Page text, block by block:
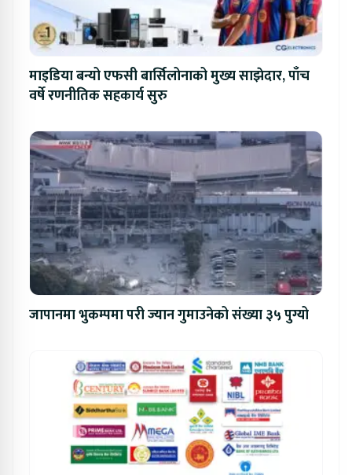
माइडिया बन्यो एफसी बार्सिलोनाको मुख्य साझेदार, पाँच
वर्षे रणनीतिक सहकार्य सुरु
जापानमा भुकम्पमा परी ज्यान गुमाउनेको संख्या ३५ पुग्यो